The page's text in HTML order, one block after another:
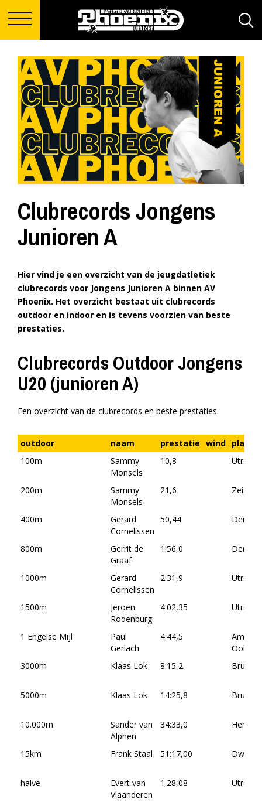
Clubrecords Jongens
Junioren A
Hier vind je een overzicht van de jeugdatletiek
clubrecords voor Jongens Junioren A binnen AV
Phoenix. Het overzicht bestaat uit clubrecords
outdoor en indoor en is tevens voorzien van beste
prestaties.
Clubrecords Outdoor Jongens
U20 (junioren A)
Een overzicht van de clubrecords en beste prestaties.
outdoor naam prestatie wind plaats
100m
Sammy
Monsels
10,8
200m
Sammy
Monsels
21,6 Zeist
400m
Gerard
Cornelissen
50,44 Den
800m
Gerrit de
Graaf
1:56,0 Den
1000m
Gerard
Cornelissen
2:31,9
1500m
Jeroen
Rodenburg
4:02,35
1 Engelse Mijl
Paul
Gerlach
4:44,5
Ookm.
3000m
Klaas Lok 8:15,2 Brussel
5000m Klaas Lok 14:25,8 Brussel
10.000m
Sander van
Alphen
34:33,0
15km Frank Staal 51:17,00
halve
Evert van
Vlaanderen
1.28,08 Utrecht